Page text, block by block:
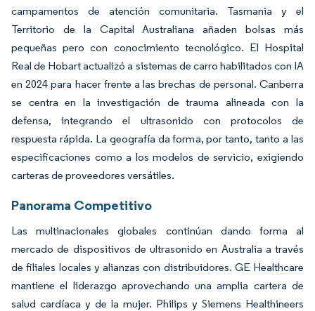
campamentos de atención comunitaria. Tasmania y el
Territorio de la Capital Australiana añaden bolsas más
pequeñas pero con conocimiento tecnológico. El Hospital
Real de Hobart actualizó a sistemas de carro habilitados con IA
en 2024 para hacer frente a las brechas de personal. Canberra
se centra en la investigación de trauma alineada con la
defensa, integrando el ultrasonido con protocolos de
respuesta rápida. La geografía da forma, por tanto, tanto a las
especificaciones como a los modelos de servicio, exigiendo
carteras de proveedores versátiles.
Panorama Competitivo
Las multinacionales globales continúan dando forma al
mercado de dispositivos de ultrasonido en Australia a través
de filiales locales y alianzas con distribuidores. GE Healthcare
mantiene el liderazgo aprovechando una amplia cartera de
salud cardíaca y de la mujer. Philips y Siemens Healthineers